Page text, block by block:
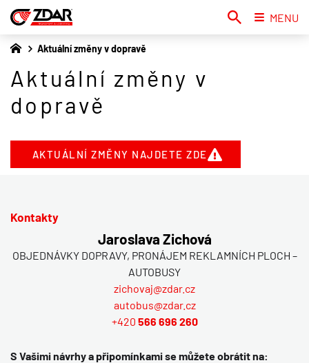
Aktuální změny v dopravě
Aktuální změny v
dopravě
AKTUÁLNÍ ZMĚNY NAJDETE ZDE
Kontakty
Jaroslava Zichová
OBJEDNÁVKY DOPRAVY, PRONÁJEM REKLAMNÍCH PLOCH –
AUTOBUSY
zichovaj@zdar.cz
autobus@zdar.cz
+420 566 696 260
S Vašimi návrhy a připomínkami se můžete obrátit na:
MENU